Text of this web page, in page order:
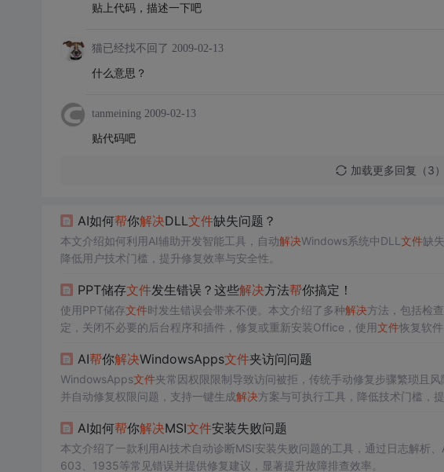
贴上代码，描述一下吧
猫已经找不回了 2009-02-13
什么意思？
tanmeining 2009-02-13
贴代码吧
加载更多回复（3）
AI如何帮你解决DLL文件缺失问题？
本文介绍如何利用AI辅助开发智能工具，自动解决Windows系统中DLL 文件缺
降低用户技术门槛，提升修复效率与安全性。
PPT储存文件发生错误？这些解决方法帮你搞定！
使用PPT储存文件时发生错误会带来不便。本文介绍了多种解决方法，包括检查
定，关闭不必要的后台程序和插件，修复或重新安装Office，使用文件恢复软
AI帮你解决WindowsApps文件夹访问问题
WindowsApps文件夹常因权限限制导致访问被拒，传统手动修复步骤繁琐且
并自动修复权限问题，支持一键生成解决方案与可执行工具，降低技术门槛，提
AI如何帮你解决MSI文件安装失败问题
本文介绍了一款利用AI技术自动诊断MSI安装失败问题的工具，通过日志解析
603、1935等常见错误并提供修复建议，显著提升故障排查效率。